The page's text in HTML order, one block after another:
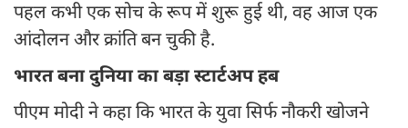
पहल कभी एक सोच के रूप में शुरू हुई थी, वह आज एक
आंदोलन और क्रांति बन चुकी है.
भारत बना दुनिया का बड़ा स्टार्टअप हब
पीएम मोदी ने कहा कि भारत के युवा सिर्फ नौकरी खोजने